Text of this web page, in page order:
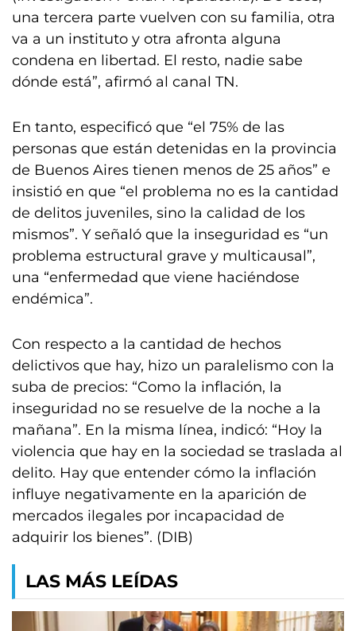
una tercera parte vuelven con su familia, otra
va a un instituto y otra afronta alguna
condena en libertad. El resto, nadie sabe
dónde está”, afirmó al canal TN.
En tanto, especificó que “el 75% de las
personas que están detenidas en la provincia
de Buenos Aires tienen menos de 25 años” e
insistió en que “el problema no es la cantidad
de delitos juveniles, sino la calidad de los
mismos”. Y señaló que la inseguridad es “un
problema estructural grave y multicausal”,
una “enfermedad que viene haciéndose
endémica”.
Con respecto a la cantidad de hechos
delictivos que hay, hizo un paralelismo con la
suba de precios: “Como la inflación, la
inseguridad no se resuelve de la noche a la
mañana”. En la misma línea, indicó: “Hoy la
violencia que hay en la sociedad se traslada al
delito. Hay que entender cómo la inflación
influye negativamente en la aparición de
mercados ilegales por incapacidad de
adquirir los bienes”. (DIB)
LAS MÁS LEÍDAS